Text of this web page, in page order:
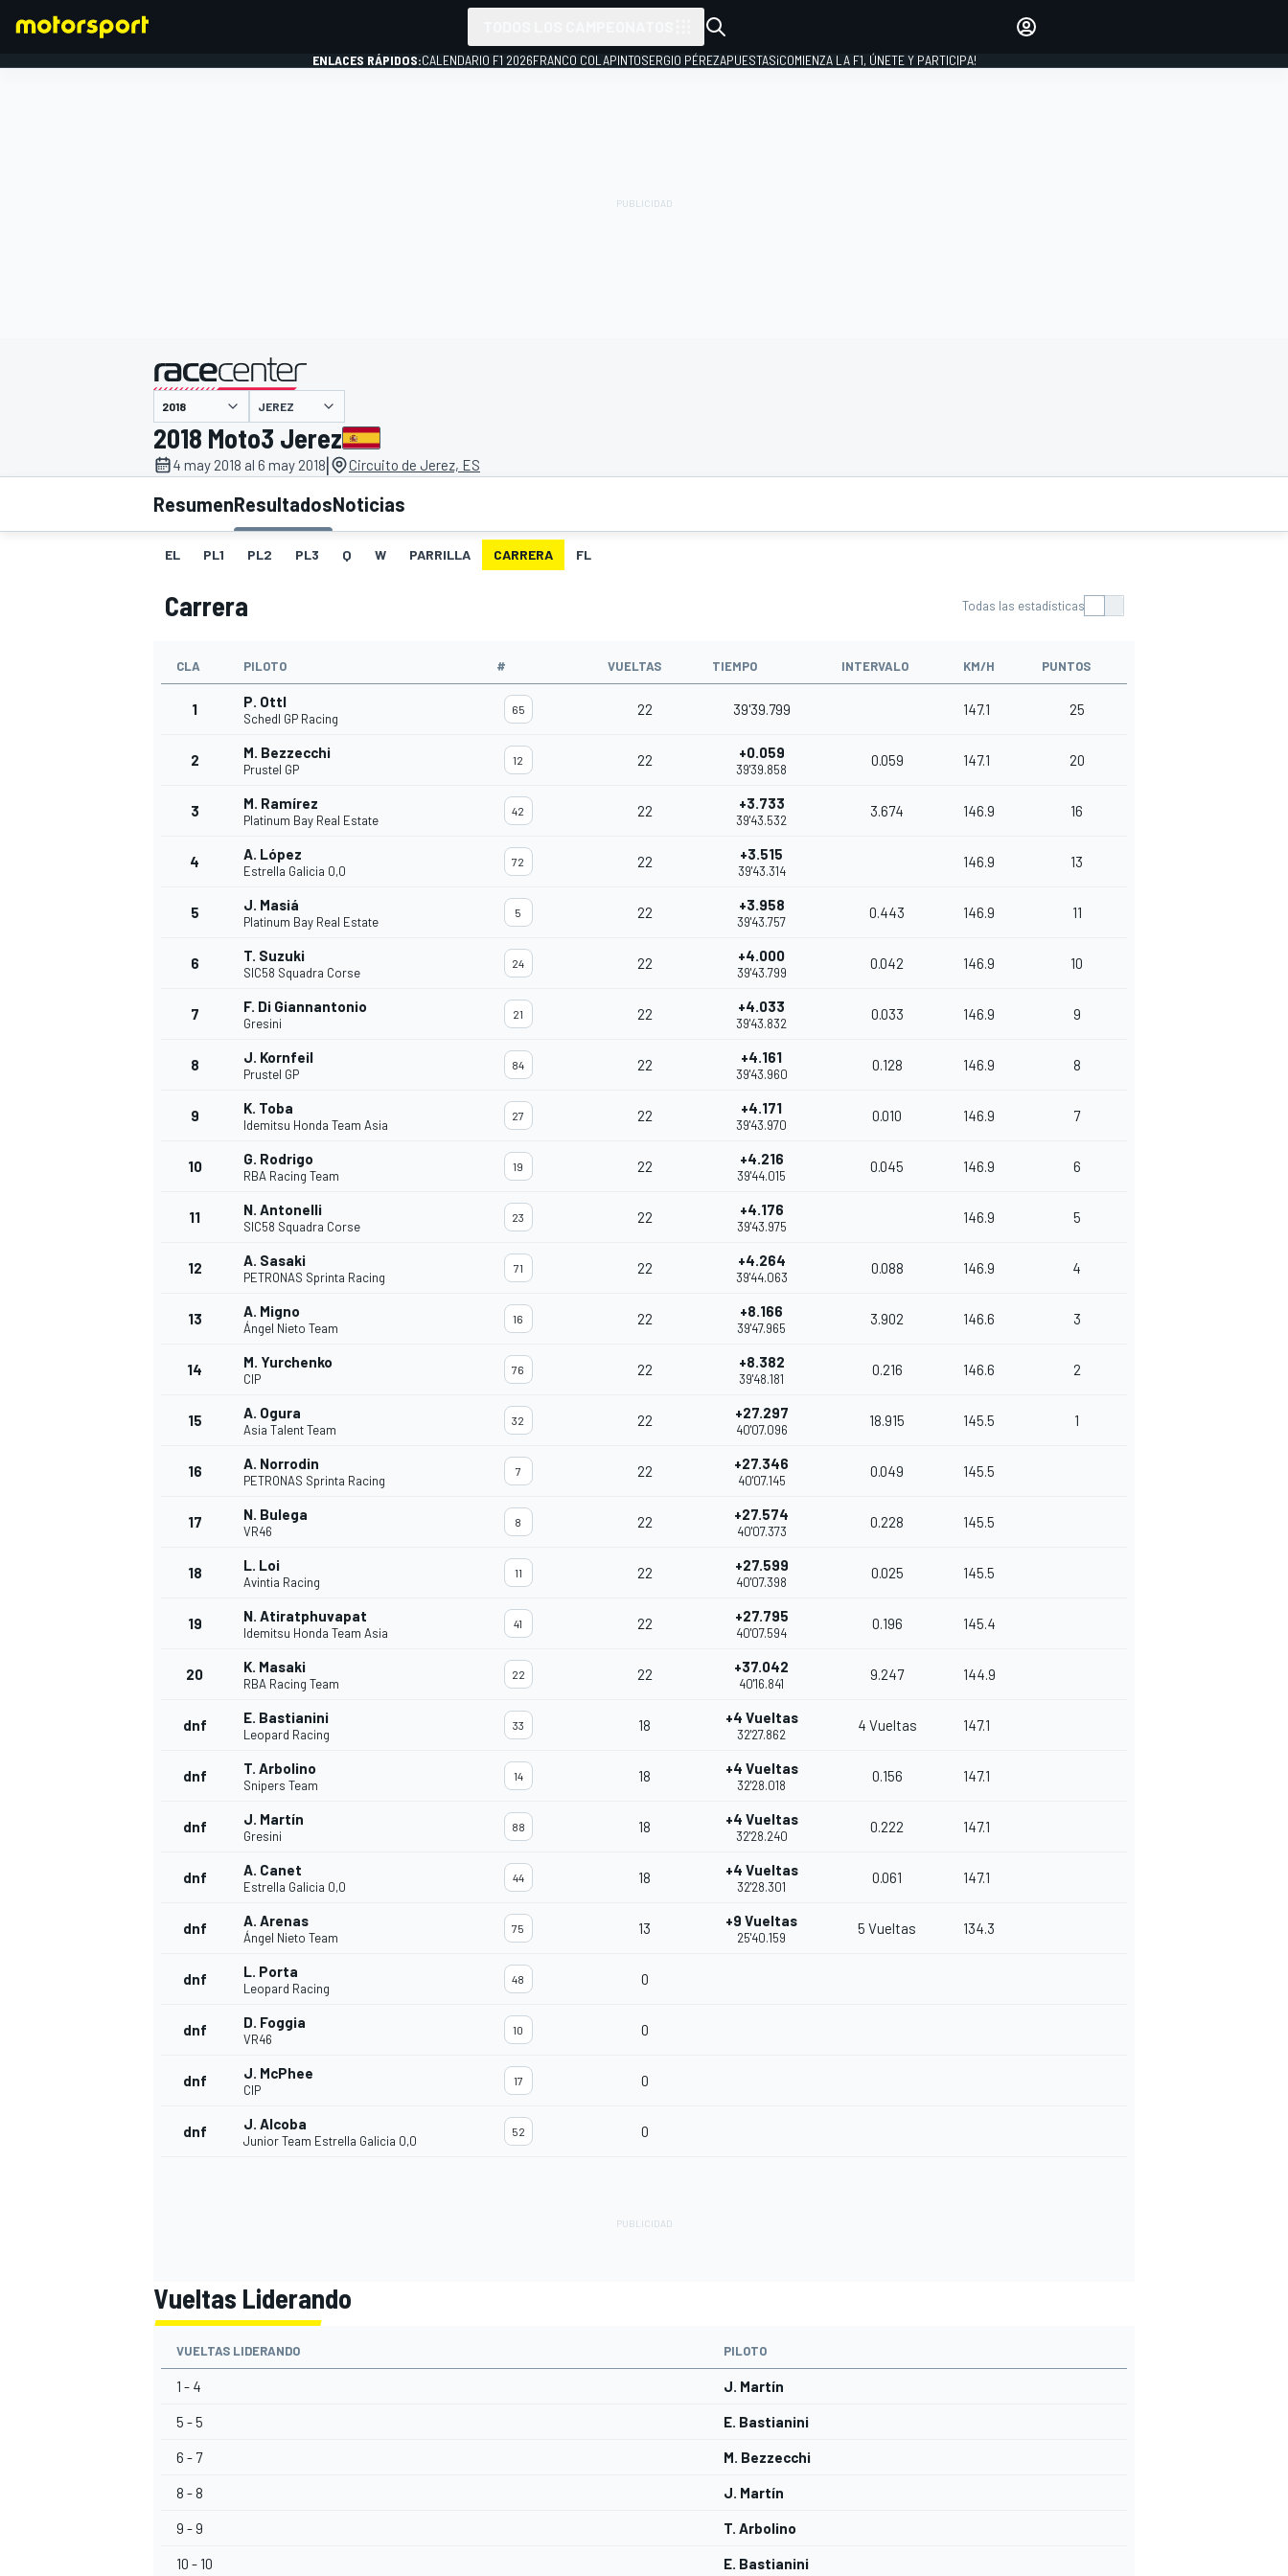
INDYCAR
FÓRMULA E
MÁS CATEGORÍAS
INICIAR SESIÓN
ENLACES RÁPIDOS:CALENDARIO F1 2026FRANCO COLAPINTOSERGIO PÉREZAPUESTAS¡COMIENZA LA F1, ÚNETE Y PARTICIPA!
presentado por
JEREZ
2018 Moto3 Jerez
4 may 2018 al 6 may 2018| Circuito de Jerez, ES
ResumenResultadosNoticias
EL PL1 PL2 PL3 Q W PARRILLA CARRERA FL
Carrera Todas las estadísticas
CLA PILOTO # VUELTAS TIEMPO INTERVALO KM/H PUNTOS
1 P. Ottl
Schedl GP Racing
65 22 39'39.799 147.1 25
2 M. Bezzecchi
Prustel GP
12 22 +0.059
39'39.858
0.059 147.1 20
3 M. Ramírez
Platinum Bay Real Estate
42 22 +3.733
39'43.532
3.674 146.9 16
4 A. López
Estrella Galicia 0,0
72 22 +3.515
39'43.314
146.9 13
5 J. Masiá
Platinum Bay Real Estate
5 22 +3.958
39'43.757
0.443 146.9 11
6 T. Suzuki
SIC58 Squadra Corse
24 22 +4.000
39'43.799
0.042 146.9 10
7 F. Di Giannantonio
Gresini
21 22 +4.033
39'43.832
0.033 146.9 9
8 J. Kornfeil
Prustel GP
84 22 +4.161
39'43.960
0.128 146.9 8
9 K. Toba
Idemitsu Honda Team Asia
27 22 +4.171
39'43.970
0.010 146.9 7
10 G. Rodrigo
RBA Racing Team
19 22 +4.216
39'44.015
0.045 146.9 6
11 N. Antonelli
SIC58 Squadra Corse
23 22 +4.176
39'43.975
146.9 5
12 A. Sasaki
PETRONAS Sprinta Racing
71 22 +4.264
39'44.063
0.088 146.9 4
13 A. Migno
Ángel Nieto Team
16 22 +8.166
39'47.965
3.902 146.6 3
14 M. Yurchenko
CIP
76 22 +8.382
39'48.181
0.216 146.6 2
15 A. Ogura
Asia Talent Team
32 22 +27.297
40'07.096
18.915 145.5 1
16 A. Norrodin
PETRONAS Sprinta Racing
7 22 +27.346
40'07.145
0.049 145.5
17 N. Bulega
VR46
8 22 +27.574
40'07.373
0.228 145.5
18 L. Loi
Avintia Racing
11 22 +27.599
40'07.398
0.025 145.5
19 N. Atiratphuvapat
Idemitsu Honda Team Asia
41 22 +27.795
40'07.594
0.196 145.4
20 K. Masaki
RBA Racing Team
22 22 +37.042
40'16.841
9.247 144.9
dnf E. Bastianini
Leopard Racing
33 18 +4 Vueltas
32'27.862
4 Vueltas 147.1
dnf T. Arbolino
Snipers Team
14 18 +4 Vueltas
32'28.018
0.156 147.1
dnf J. Martín
Gresini
88 18 +4 Vueltas
32'28.240
0.222 147.1
dnf A. Canet
Estrella Galicia 0,0
44 18 +4 Vueltas
32'28.301
0.061 147.1
dnf A. Arenas
Ángel Nieto Team
75 13 +9 Vueltas
25'40.159
5 Vueltas 134.3
dnf L. Porta
Leopard Racing
48 0
dnf D. Foggia
VR46
10 0
dnf J. McPhee
CIP
17 0
dnf J. Alcoba
Junior Team Estrella Galicia 0,0
52 0
Vueltas Liderando
VUELTAS LIDERANDO PILOTO
1 - 4 J. Martín
5 - 5 E. Bastianini
6 - 7 M. Bezzecchi
8 - 8 J. Martín
9 - 9 T. Arbolino
10 - 10 E. Bastianini